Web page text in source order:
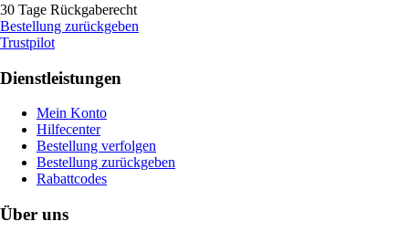
30 Tage Rückgaberecht
Bestellung zurückgeben
Trustpilot
Dienstleistungen
Mein Konto
Hilfecenter
Bestellung verfolgen
Bestellung zurückgeben
Rabattcodes
Über uns